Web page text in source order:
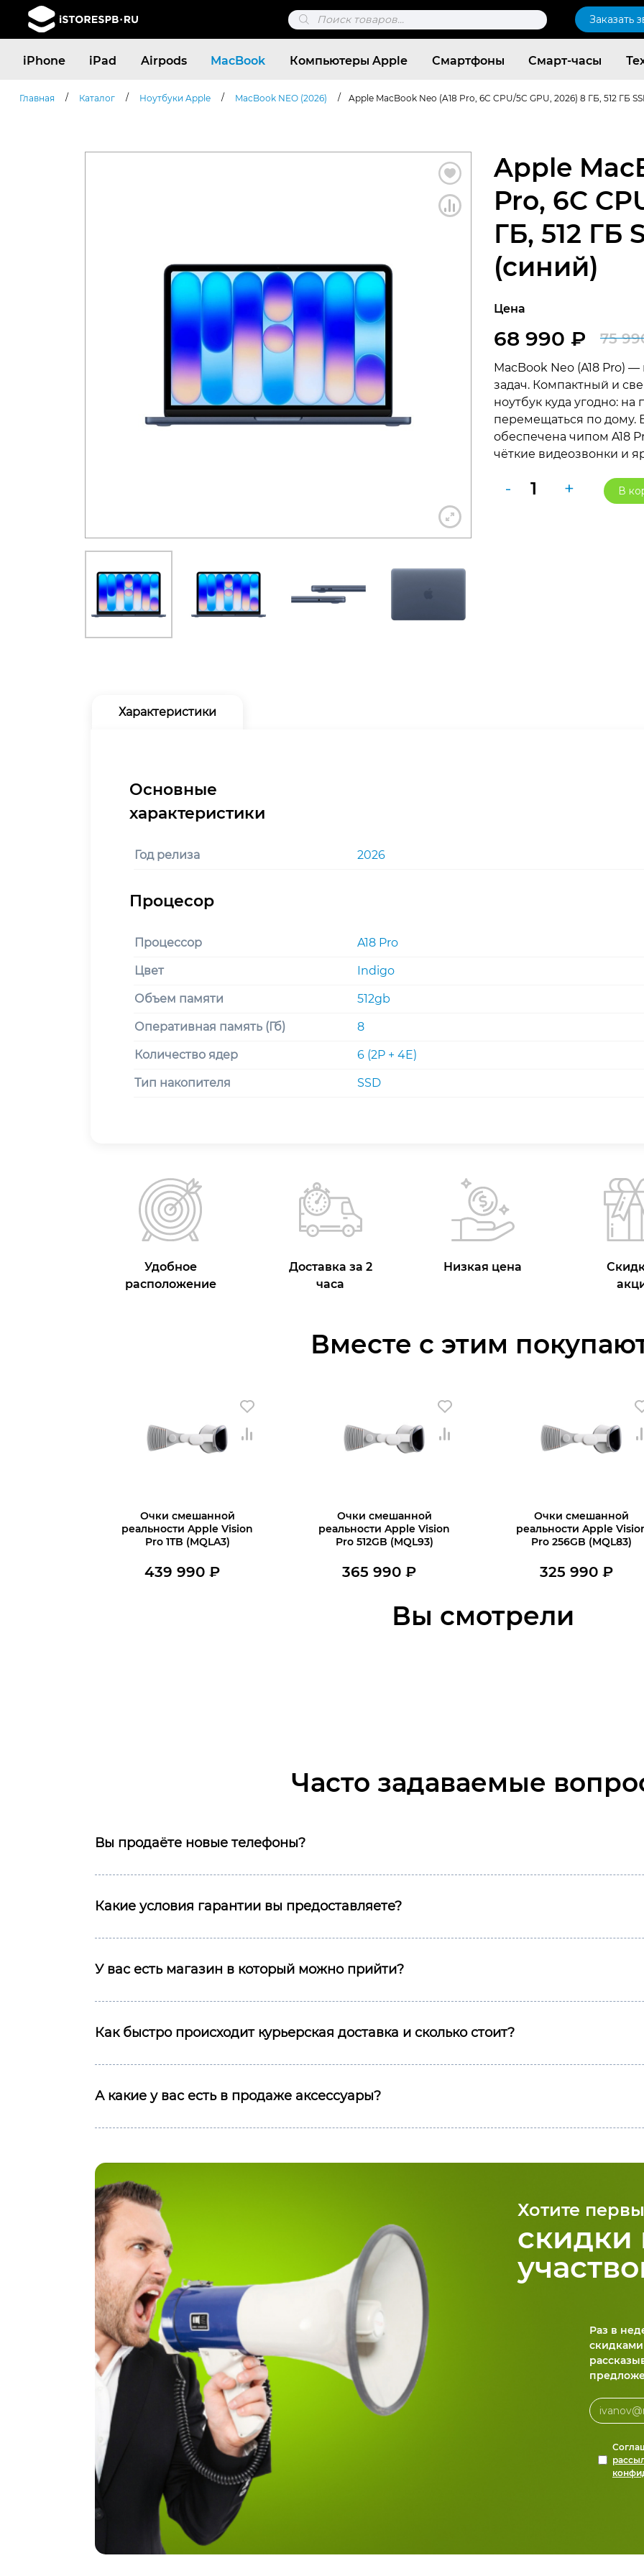
Поиск
товаров
Заказать
iPhone iPad Airpods MacBook Компьютеры Apple Смартфоны Смарт-часы
Поиск
товаров
Главная / Каталог / Ноутбуки Apple / MacBook NEO (2026) / Apple MacBook Neo (A18 Pro, 6C CPU/5C GPU, 2026) 8 ГБ, 512 ГБ
Apple
Pro, 6C
ГБ, 512 ГБ
(синий)
Цена
75
68 990 ₽
MacBook Neo (A18 Pro)
задач. Компактный и
ноутбук куда угодно:
перемещаться по дому.
обеспечена чипом A18
чёткие видеозвонки и
-
Количество
+ В
Характеристики
Год релиза 2026
Процессор A18 Pro
Цвет Indigo
Объем памяти 512gb
Оперативная память (Гб) 8
Количество ядер 6 (2P + 4E)
Тип накопителя SSD
Удобное
расположение
Доставка за 2
часа
Низкая цена
Вместе с этим
Очки смешанной
реальности Apple Vision
Pro 1TB (MQLA3)
439 990 ₽
Очки смешанной
реальности Apple Vision
Pro 512GB (MQL93)
365 990 ₽
Очки смешанной
реальности Apple
Pro 256GB (MQL83)
325 990 ₽
Вы смотрели
Часто задаваемые
Вы продаёте новые телефоны?
Какие условия гарантии вы предоставляете?
У вас есть магазин в который можно прийти?
Как быстро происходит курьерская доставка и сколько стоит?
А какие у вас есть в продаже аксессуары?
Хотите
скидки
Раз в
Согласен c
+7 812 318-40-14
(c 10:00 до 21:00, без выходных)